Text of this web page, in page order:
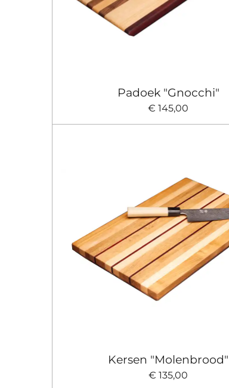
Padoek "Gnocchi"
€ 145,00
Kersen "Molenbrood"
€ 135,00